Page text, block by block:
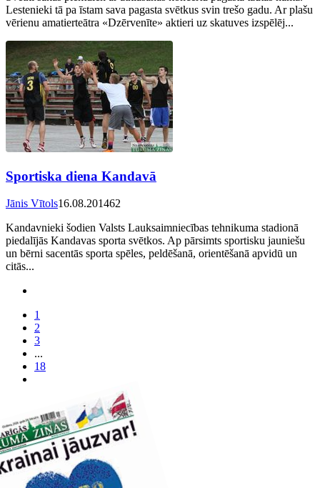
Lestenieki tā pa īstam sava pagasta svētkus svin trešo gadu. Ar plašu
vērienu amatierteātra «Dzērvenīte» aktieri uz skatuves izspēlēj...
Sportiska diena Kandavā
Jānis Vītols16.08.201462
Kandavnieki šodien Valsts Lauksaimniecības tehnikuma stadionā
piedalījās Kandavas sporta svētkos. Ap pārsimts sportisku jauniešu
un bērni sacentās sporta spēles, peldēšanā, orientēšanā apvidū un
citās...
1
2
3
...
18